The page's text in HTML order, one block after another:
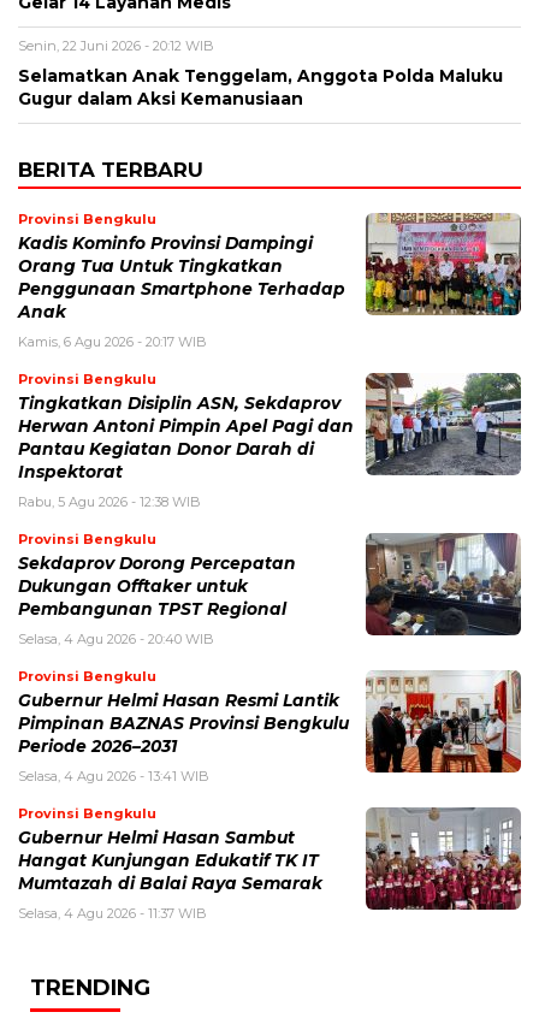
Senin, 22 Juni 2026 - 20:12 WIB
Selamatkan Anak Tenggelam, Anggota Polda Maluku
Gugur dalam Aksi Kemanusiaan
BERITA TERBARU
Provinsi Bengkulu
Kadis Kominfo Provinsi Dampingi
Orang Tua Untuk Tingkatkan
Penggunaan Smartphone Terhadap
Anak
Kamis, 6 Agu 2026 - 20:17 WIB
Provinsi Bengkulu
Tingkatkan Disiplin ASN, Sekdaprov
Herwan Antoni Pimpin Apel Pagi dan
Pantau Kegiatan Donor Darah di
Inspektorat
Rabu, 5 Agu 2026 - 12:38 WIB
Provinsi Bengkulu
Sekdaprov Dorong Percepatan
Dukungan Offtaker untuk
Pembangunan TPST Regional
Selasa, 4 Agu 2026 - 20:40 WIB
Provinsi Bengkulu
Gubernur Helmi Hasan Resmi Lantik
Pimpinan BAZNAS Provinsi Bengkulu
Periode 2026–2031
Selasa, 4 Agu 2026 - 13:41 WIB
Provinsi Bengkulu
Gubernur Helmi Hasan Sambut
Hangat Kunjungan Edukatif TK IT
Mumtazah di Balai Raya Semarak
Selasa, 4 Agu 2026 - 11:37 WIB
TRENDING